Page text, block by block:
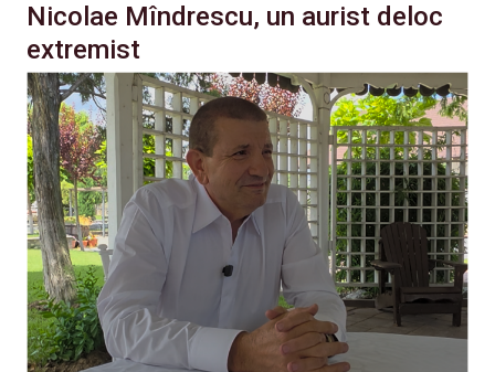
Nicolae Mîndrescu, un aurist deloc
extremist